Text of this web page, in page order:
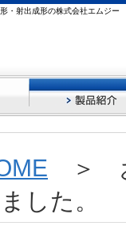
・射出成形の株式会社エムジー
＞ お
した。